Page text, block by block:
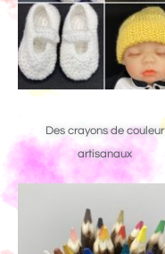
Des crayons de couleur
artisanaux